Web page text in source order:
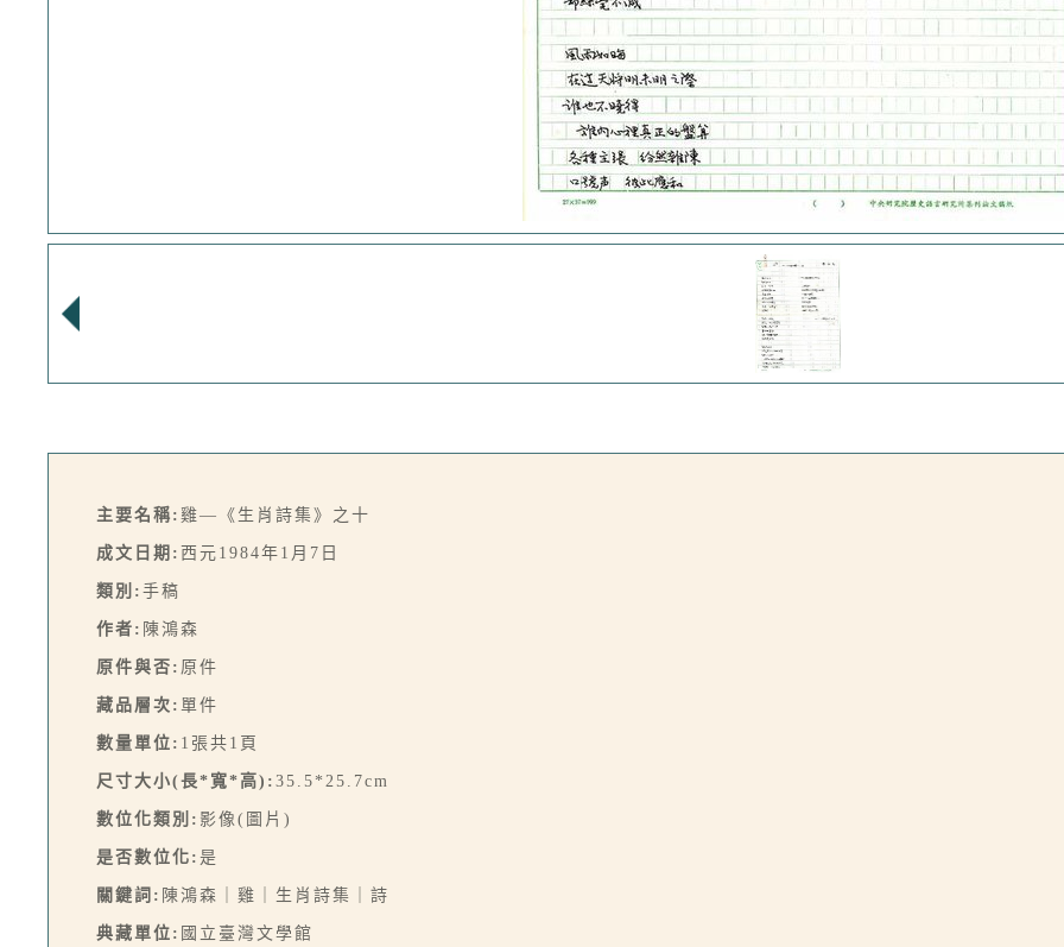
主要名稱: 雞—《生肖詩集》之十
成文日期: 西元1984年1月7日
類別: 手稿
作者: 陳鴻森
原件與否: 原件
藏品層次: 單件
數量單位: 1張共1頁
尺寸大小(長*寬*高): 35.5*25.7cm
數位化類別: 影像(圖片)
是否數位化: 是
關鍵詞: 陳鴻森｜雞｜生肖詩集｜詩
典藏單位: 國立臺灣文學館